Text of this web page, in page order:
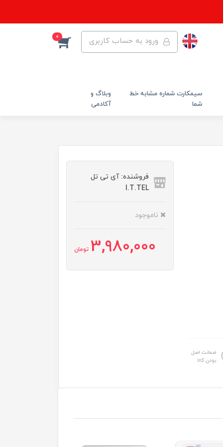
ورود به حساب کاربری 0
سیمکارت شماره مشابه خط
شما
وبلاگ و
آکادمی
ضمانت اصل
بودن کالا
فروشنده: آی تی تل
I.T.TEL
ناموجود
3,980,000 تومان